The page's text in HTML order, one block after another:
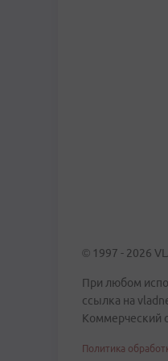
© 1997 - 2026
При любом
ссылка на
Коммерческий
Политика